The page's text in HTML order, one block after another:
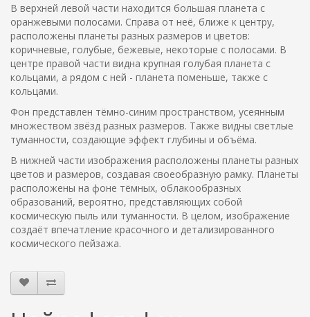
В верхней левой части находится большая планета с
оранжевыми полосами. Справа от неё, ближе к центру,
расположены планеты разных размеров и цветов:
коричневые, голубые, бежевые, некоторые с полосами. В
центре правой части видна крупная голубая планета с
кольцами, а рядом с ней - планета поменьше, также с
кольцами.
Фон представлен тёмно-синим пространством, усеянным
множеством звёзд разных размеров. Также видны светлые
туманности, создающие эффект глубины и объёма.
В нижней части изображения расположены планеты разных
цветов и размеров, создавая своеобразную рамку. Планеты
расположены на фоне тёмных, облакообразных
образований, вероятно, представляющих собой
космическую пыль или туманности. В целом, изображение
создаёт впечатление красочного и детализированного
космического пейзажа.